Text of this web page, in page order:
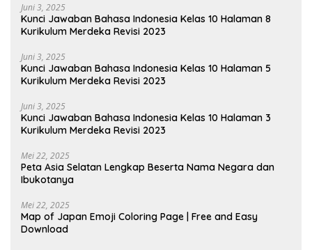
Juni 3, 2025
Kunci Jawaban Bahasa Indonesia Kelas 10 Halaman 8
Kurikulum Merdeka Revisi 2023
Juni 3, 2025
Kunci Jawaban Bahasa Indonesia Kelas 10 Halaman 5
Kurikulum Merdeka Revisi 2023
Juni 3, 2025
Kunci Jawaban Bahasa Indonesia Kelas 10 Halaman 3
Kurikulum Merdeka Revisi 2023
Mei 22, 2025
Peta Asia Selatan Lengkap Beserta Nama Negara dan
Ibukotanya
Mei 22, 2025
Map of Japan Emoji Coloring Page | Free and Easy
Download